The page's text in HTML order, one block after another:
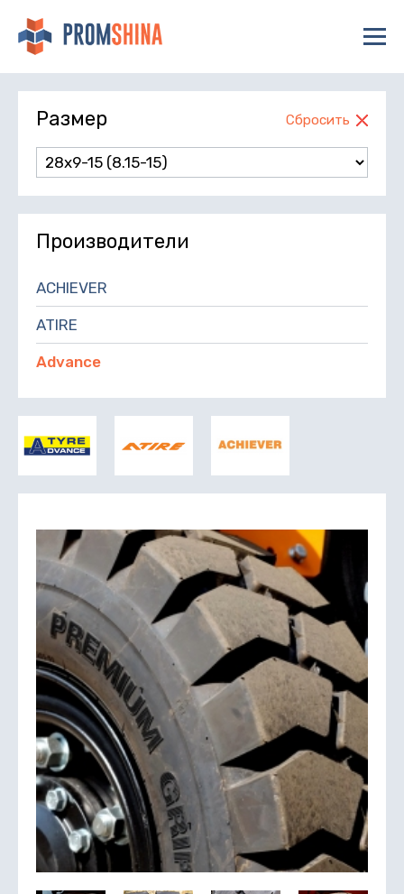
Сбросить
Размер
Производители
ACHIEVER
ATIRE
Advance